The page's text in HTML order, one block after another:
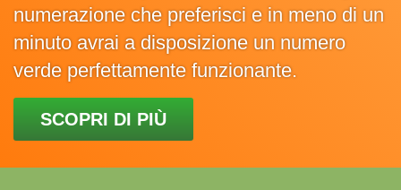
numerazione che preferisci e in meno di un
minuto avrai a disposizione un numero
verde perfettamente funzionante.
SCOPRI DI PIÙ